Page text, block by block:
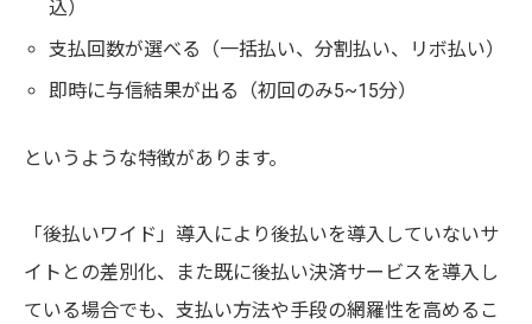
込）
支払回数が選べる（一括払い、分割払い、リボ払い）
即時に与信結果が出る（初回のみ5~15分）
というような特徴があります。
「後払いワイド」導入により後払いを導入していないサ
イトとの差別化、また既に後払い決済サービスを導入し
ている場合でも、支払い方法や手段の網羅性を高めるこ